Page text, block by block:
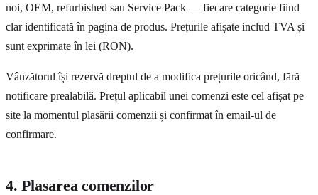
noi, OEM, refurbished sau Service Pack — fiecare categorie fiind
clar identificată în pagina de produs. Prețurile afișate includ TVA și
sunt exprimate în lei (RON).
Vânzătorul își rezervă dreptul de a modifica prețurile oricând, fără
notificare prealabilă. Prețul aplicabil unei comenzi este cel afișat pe
site la momentul plasării comenzii și confirmat în email-ul de
confirmare.
4. Plasarea comenzilor